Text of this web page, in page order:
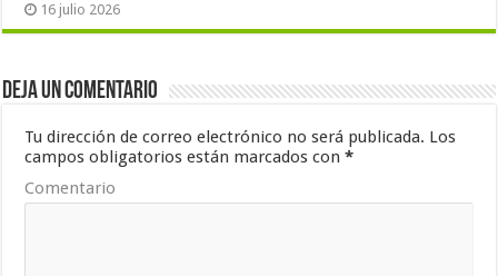
16 julio 2026
Deja un comentario
Tu dirección de correo electrónico no será publicada. Los
campos obligatorios están marcados con*
Comentario